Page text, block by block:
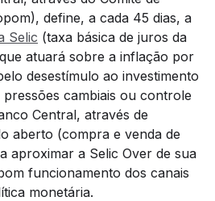
define, a cada 45 dias, a
Selic (taxa básica de juros da
atuará sobre a inflação por
desestímulo ao investimento
cambiais ou controle
Central, através de
aberto (compra e venda de
aproximar a Selic Over de sua
funcionamento dos canais
monetária.